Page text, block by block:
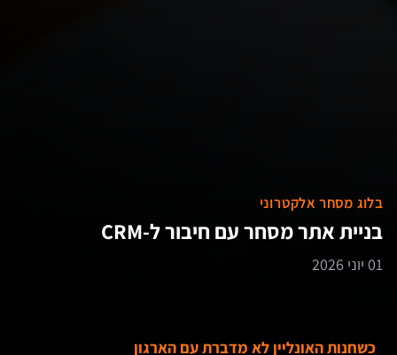
בלוג מסחר אלקטרוני
בניית אתר מסחר עם חיבור ל-CRM
01 יוני 2026
כשחנות האונליין לא מדברת עם הארגון